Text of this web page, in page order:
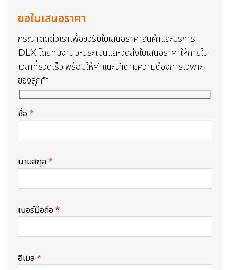
ขอใบเสนอราคา
กรุณาติดต่อเราเพื่อขอรับใบเสนอราคาสินค้าและบริการ
DLX โดยทีมงานจะประเมินและจัดส่งใบเสนอราคาให้ภายใน
เวลาที่รวดเร็ว พร้อมให้คำแนะนำตามความต้องการเฉพาะ
ของลูกค้า
ชื่อ *
นามสกุล *
เบอร์มือถือ *
อีเมล *